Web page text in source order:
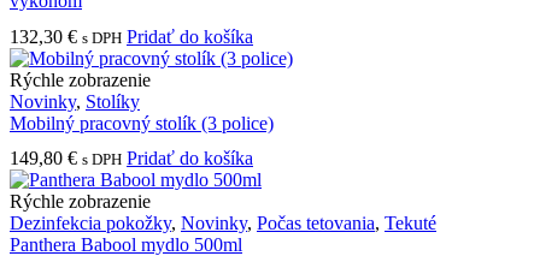
132,30 € s DPH Pridať do košíka
Rýchle zobrazenie
Novinky, Stolíky
Mobilný pracovný stolík (3 police)
149,80 € s DPH Pridať do košíka
Rýchle zobrazenie
Dezinfekcia pokožky, Novinky, Počas tetovania, Tekuté
Panthera Babool mydlo 500ml